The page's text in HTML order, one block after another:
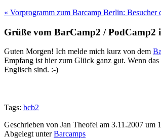
« Vorprogramm zum Barcamp Berlin: Besucher
Grüße vom BarCamp2 / PodCamp2
Guten Morgen! Ich melde mich kurz von dem
Empfang ist hier zum Glück ganz gut. Wenn
Englisch sind. :-)
Tags: bcb2
Geschrieben von Jan Theofel am 3.11.2007 um
Abgelegt unterBarcamps